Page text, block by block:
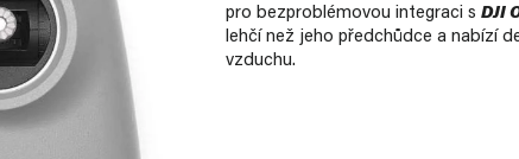
pro bezproblémovou integraci s DJI
lehčí než jeho předchůdce a nabízí
vzduchu.